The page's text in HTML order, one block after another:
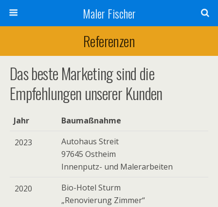
Maler Fischer
Referenzen
Das beste Marketing sind die
Empfehlungen unserer Kunden
Jahr Baumaßnahme
2023
Autohaus Streit
97645 Ostheim
Innenputz- und Malerarbeiten
2020
Bio-Hotel Sturm
„Renovierung Zimmer“